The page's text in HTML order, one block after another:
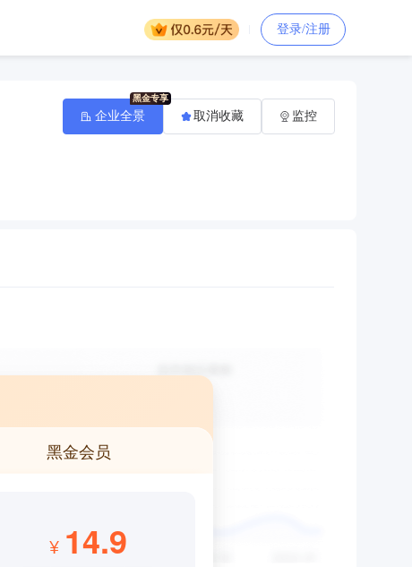
登录/注册
企业全景 取消收藏 监控
黑金会员
¥ 14.9